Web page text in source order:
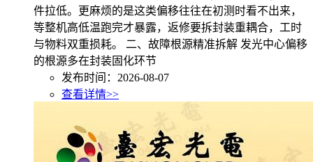
件拉低。更麻烦的是这类偏移往往在初测时看不出来，
等整机高低温跑完才暴露，返修要拆封装重耦合，工时
与物料双重损耗。 二、故障根源精准拆解 发光中心偏移
的根源多在封装固化环节
发布时间：2026-08-07
查看详情>>